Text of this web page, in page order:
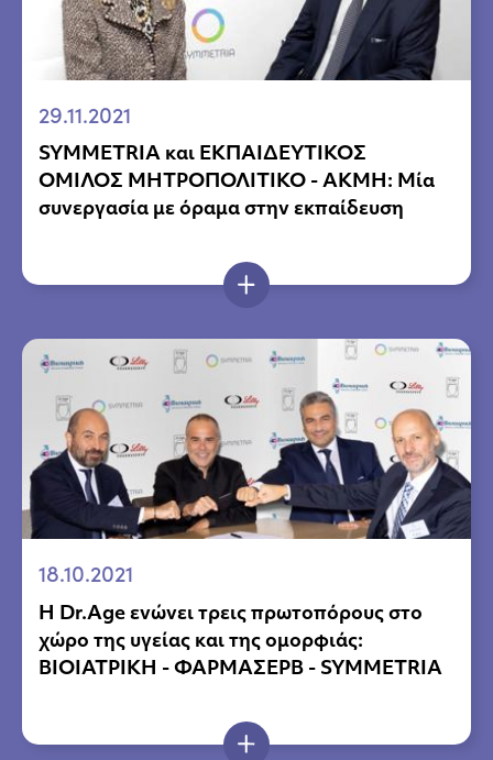
29.11.2021
SYMMETRIA και ΕΚΠΑΙΔΕΥΤΙΚΟΣ
ΟΜΙΛΟΣ ΜΗΤΡΟΠΟΛΙΤΙΚΟ - ΑΚΜΗ: Μία
συνεργασία με όραμα στην εκπαίδευση
18.10.2021
H Dr.Age ενώνει τρεις πρωτοπόρους στο
χώρο της υγείας και της ομορφιάς:
ΒΙΟΙΑΤΡΙΚΗ - ΦΑΡΜΑΣΕΡΒ - SYMMETRIA